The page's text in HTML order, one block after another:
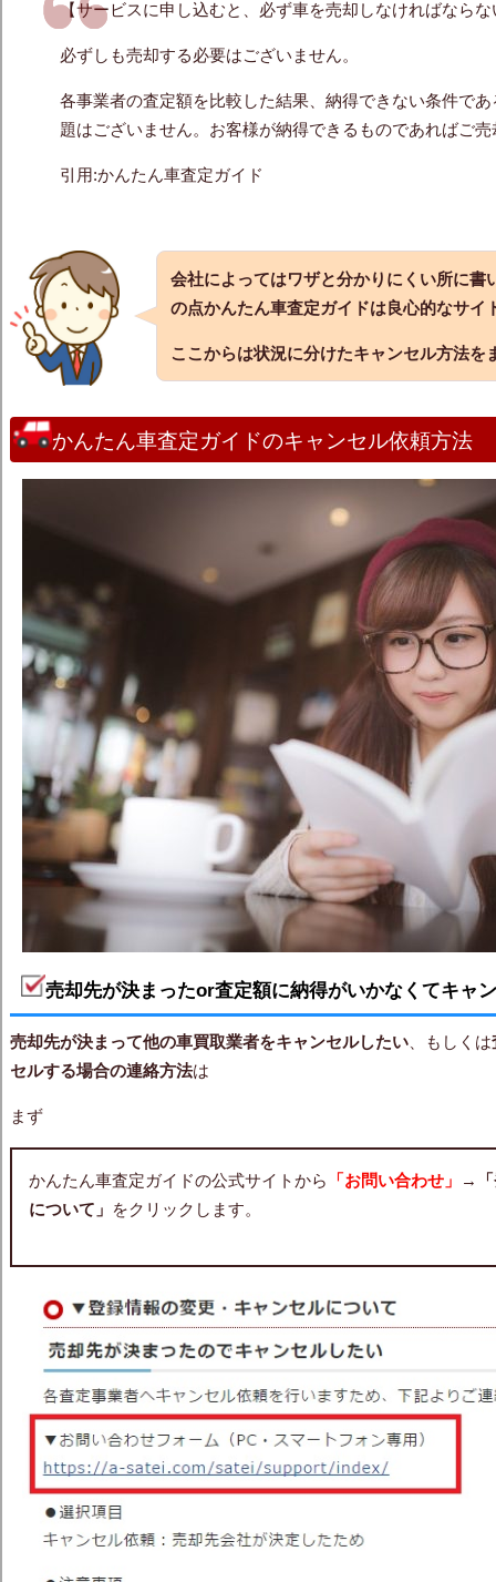
【サービスに申し込むと、必ず車を売却しなければならな
必ずしも売却する必要はございません。
各事業者の査定額を比較した結果、納得できない条件で
題はございません。お客様が納得できるものであればご
引用:かんたん車査定ガイド
会社によってはワザと分かりにくい所に書
の点かんたん車査定ガイドは良心的なサイ
ここからは状況に分けたキャンセル方法を
かんたん車査定ガイドのキャンセル依頼方法
売却先が決まったor査定額に納得がいかなくてキャ
売却先が決まって他の車買取業者をキャンセルしたい、もしくは
セルする場合の連絡方法は
まず
かんたん車査定ガイドの公式サイトから 「お問い合わせ」 →
について」
をクリックします。